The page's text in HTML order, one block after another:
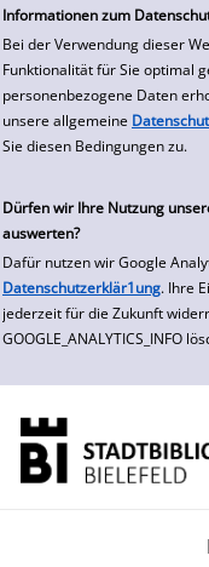
Informationen zum
Bei der Verwendung dieser
Funktionalität für Sie optimal
personenbezogene Daten
unsere allgemeine
Sie diesen Bedingungen zu.
Dürfen wir Ihre Nutzung
auswerten?
Dafür nutzen wir Google
Datenschutzerklär1ung. Ihre
jederzeit für die Zukunft
GOOGLE_ANALYTICS_INFO
zur Navigation springen
zum Inhalt springen
Zur Detailanzeige